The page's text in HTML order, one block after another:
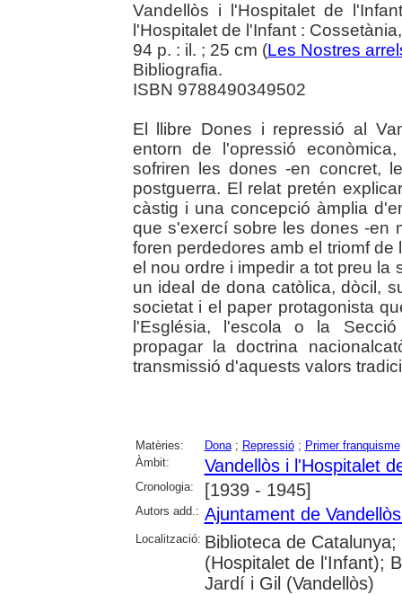
Vandellòs i l'Hospitalet de
l'Hospitalet de l'Infant :
94 p. : il. ; 25 cm (Les Nostres
Bibliografia.
ISBN 9788490349502
El llibre Dones i repressió al
entorn de l'opressió
sofriren les dones -en concret,
postguerra. El relat pretén
càstig i una concepció àmplia
que s'exercí sobre les dones -en
foren perdedores amb el triomf
el nou ordre i impedir a tot preu la
un ideal de dona catòlica, dòcil,
societat i el paper protagonista
l'Església, l'escola o la
propagar la doctrina
transmissió d'aquests valors
Matèries: Dona; Repressió; Primer franquisme
Àmbit:
Vandellòs i l'Hospitalet
Cronologia: [1939 - 1945]
Autors add.: Ajuntament de
Localització: Biblioteca de
(Hospitalet de l'Infant);
Jardí i Gil (Vandellòs)